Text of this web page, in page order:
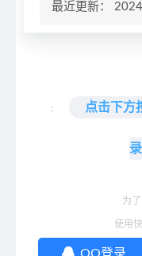
最近更新：
: 点击下方
为
使用